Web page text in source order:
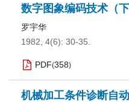
数字图象编码技术（下
罗宇华
1982, 4(6): 30-35.
PDF(358)
机械加工条件诊断自